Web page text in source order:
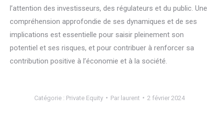
l’attention des investisseurs, des régulateurs et du public. Une
compréhension approfondie de ses dynamiques et de ses
implications est essentielle pour saisir pleinement son
potentiel et ses risques, et pour contribuer à renforcer sa
contribution positive à l’économie et à la société.
Catégorie : Private Equity Par laurent 2 février 2024